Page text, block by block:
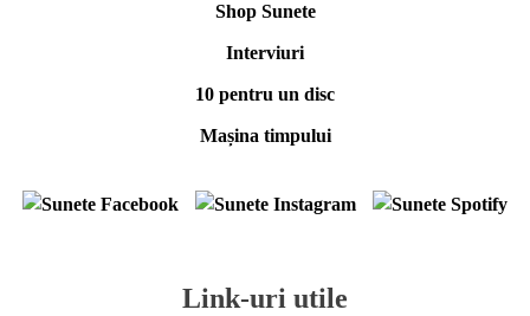
Shop Sunete
Interviuri
10 pentru un disc
Mașina timpului
Link-uri utile